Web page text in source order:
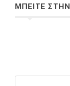
ΜΠΕΙΤΕ